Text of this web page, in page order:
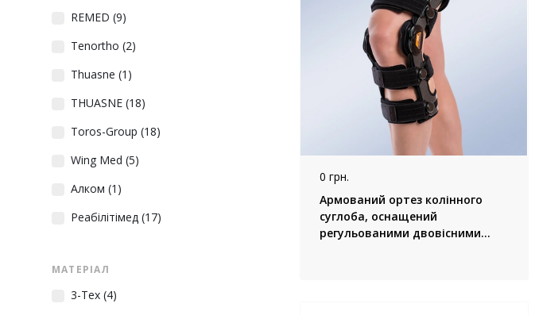
REMED (9)
Tenortho (2)
Thuasne (1)
THUASNE (18)
Toros-Group (18)
Wing Med (5)
Алком (1)
Реабілітімед (17)
МАТЕРІАЛ
3-Tex (4)
0 грн.
Армований ортез колінного
суглоба, оснащений
регульованими двовісними